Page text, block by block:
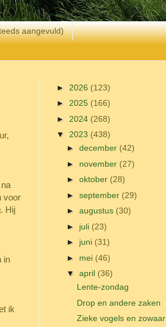
aangevuld)
voor
Hij
in
ik
► 2026 (123)
► 2025 (166)
► 2024 (268)
▼ 2023 (438)
► december (42)
► november (27)
► oktober (28)
► september (29)
► augustus (30)
► juli (23)
► juni (31)
► mei (46)
▼ april (36)
Lente-zondag
Drop en andere zaken
Zieke vogels en zowaar